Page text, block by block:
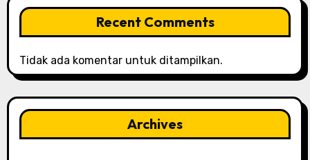
Recent Comments
Tidak ada komentar untuk ditampilkan.
Archives